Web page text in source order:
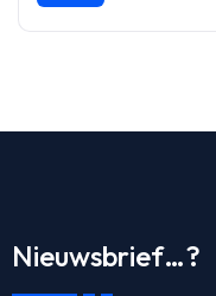
Nieuwsbrief…?